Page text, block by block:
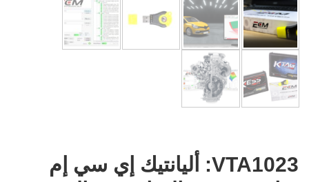
VTA1023: أليانتيك إي سي إم